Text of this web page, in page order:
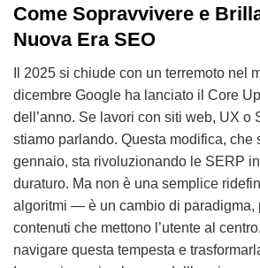
Come Sopravvivere e
Nuova Era SEO
Il 2025 si chiude con un terremoto nel
dicembre Google ha lanciato il Core
dell’anno. Se lavori con siti web, UX o
stiamo parlando. Questa modifica, che
gennaio, sta rivoluzionando le SERP
duraturo. Ma non è una semplice
algoritmi — è un cambio di paradigma,
contenuti che mettono l’utente al
navigare questa tempesta e